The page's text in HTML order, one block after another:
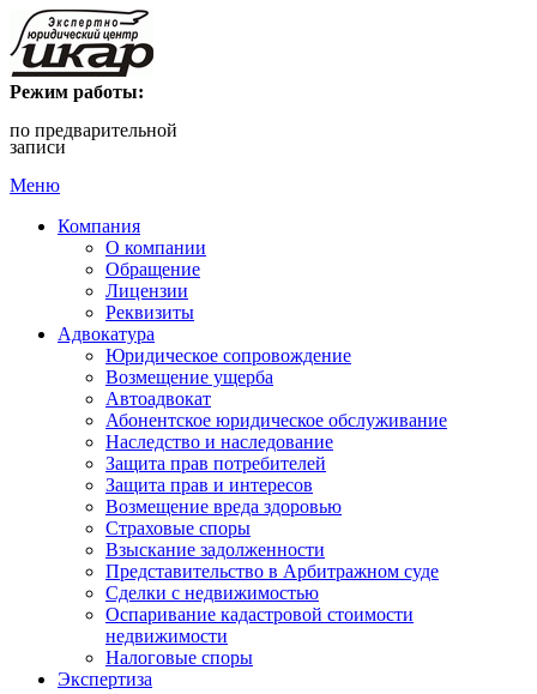
Режим работы:
по предварительной
записи
Меню
Компания
О компании
Обращение
Лицензии
Реквизиты
Адвокатура
Юридическое сопровождение
Возмещение ущерба
Автоадвокат
Абонентское юридическое обслуживание
Наследство и наследование
Защита прав потребителей
Защита прав и интересов
Возмещение вреда здоровью
Страховые споры
Взыскание задолженности
Представительство в Арбитражном суде
Сделки с недвижимостью
Оспаривание кадастровой стоимости
недвижимости
Налоговые споры
Экспертиза